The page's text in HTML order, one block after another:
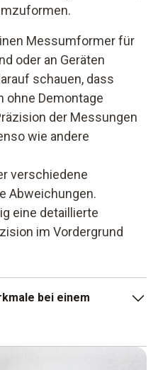
Messumformer für
oder an Geräten
schauen, dass
ohne Demontage
der Messungen
wie andere
verschiedene
Abweichungen.
eine detaillierte
im Vordergrund
bei einem